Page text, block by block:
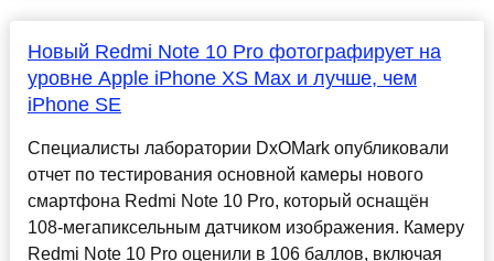
Новый Redmi Note 10 Pro фотографирует на
уровне Apple iPhone XS Max и лучше, чем
iPhone SE
Специалисты лаборатории DxOMark опубликовали
отчет по тестирования основной камеры нового
смартфона Redmi Note 10 Pro, который оснащён
108-мегапиксельным датчиком изображения. Камеру
Redmi Note 10 Pro оценили в 106 баллов, включая